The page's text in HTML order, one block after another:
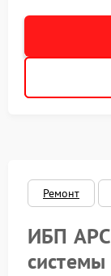
Ремонт
ИБП